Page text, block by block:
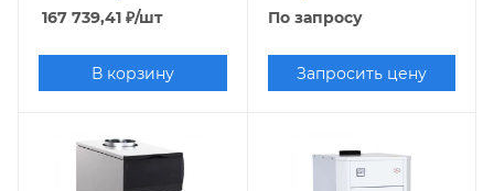
167 739,41 ₽/шт
В корзину
По запросу
Запросить цену